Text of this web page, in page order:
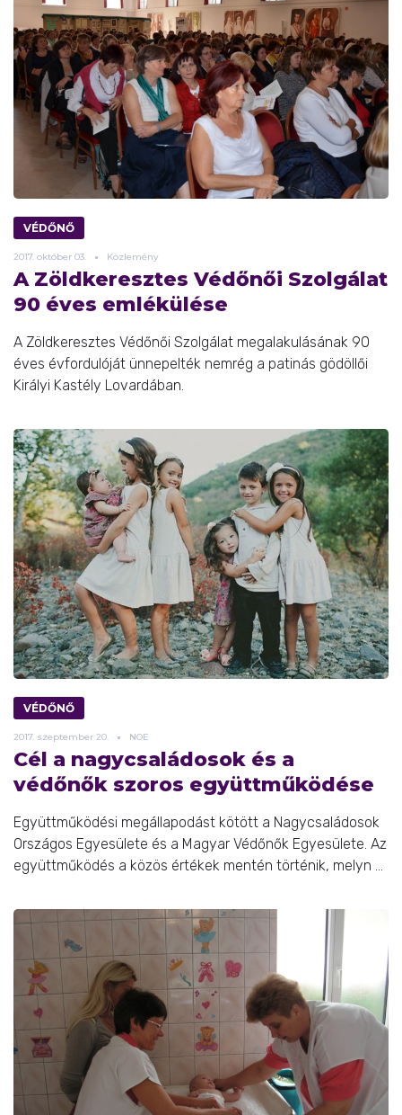
VÉDŐNŐ
2017. október 03. Közlemény
A Zöldkeresztes Védőnői Szolgálat
90 éves emlékülése
A Zöldkeresztes Védőnői Szolgálat megalakulásának 90
éves évfordulóját ünnepelték nemrég a patinás gödöllői
Királyi Kastély Lovardában.
VÉDŐNŐ
2017. szeptember 20. NOE
Cél a nagycsaládosok és a
védőnők szoros együttműködése
Együttműködési megállapodást kötött a Nagycsaládosok
Országos Egyesülete és a Magyar Védőnők Egyesülete. Az
együttműködés a közös értékek mentén történik, melyn ...